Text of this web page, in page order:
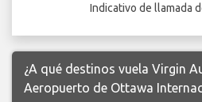
Indicativo de llamada
¿A qué destinos vuela Virgin
Aeropuerto de Ottawa